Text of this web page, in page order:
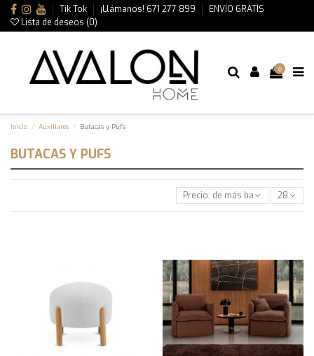
Tik Tok ¡Llámanos! 671 277 899
ENVÍO GRATIS
Lista de deseos (0)
0
Inicio Auxiliares Butacas y Pufs
BUTACAS Y PUFS
Precio: de más bajo a más alto
28